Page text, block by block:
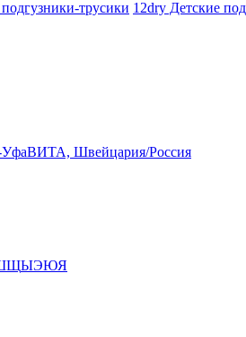
трусики 12dry Детские
УфаВИТА, Швейцария/Россия
ЩЫЭЮЯ